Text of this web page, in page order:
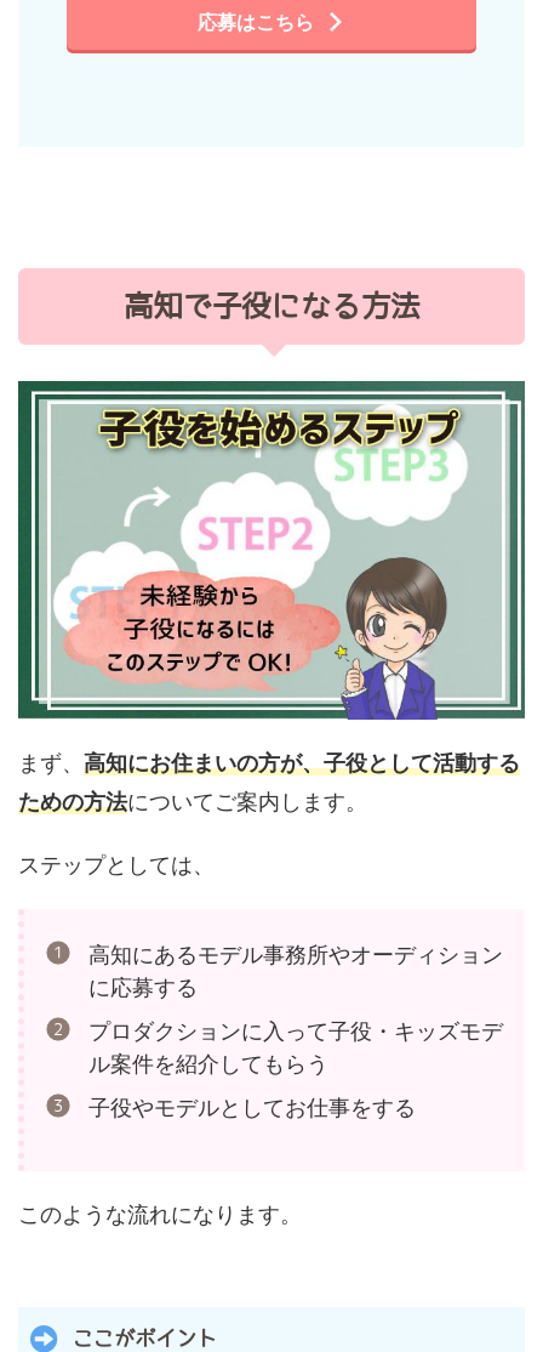
応募はこちら
高知で子役になる方法
まず、 高知にお住まいの方が、子役として活動する
ための方法についてご案内します。
ステップとしては、
高知にあるモデル事務所やオーディション
に応募する
プロダクションに入って子役・キッズモデ
ル案件を紹介してもらう
子役やモデルとしてお仕事をする
このような流れになります。
ここがポイント